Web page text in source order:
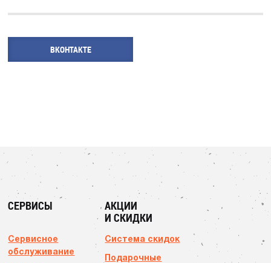
ВКОНТАКТЕ
СЕРВИСЫ
Сервисное
обслуживание
АКЦИИ
И СКИДКИ
Система скидок
Подарочные